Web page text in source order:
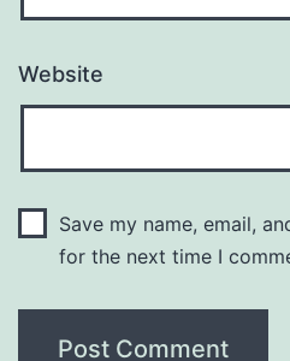
Website
Save my name, email,
for the next time I